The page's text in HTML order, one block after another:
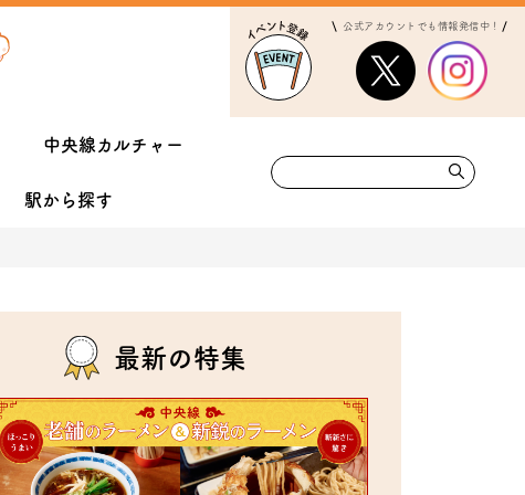
公式アカウントでも情報発信中！
中央線カルチャー
駅から探す
最新の特集